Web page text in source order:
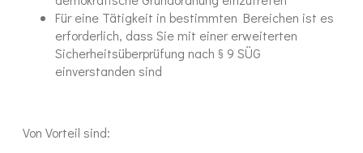
Für eine Tätigkeit in bestimmten Bereichen ist es
erforderlich, dass Sie mit einer erweiterten
Sicherheitsüberprüfung nach § 9 SÜG
einverstanden sind
Von Vorteil sind: